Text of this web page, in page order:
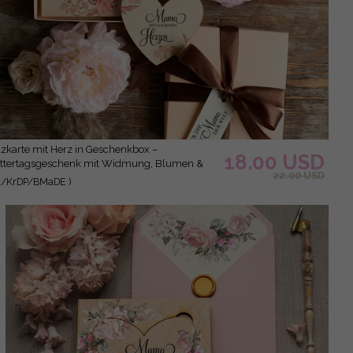
zum Muttertag
mit Widmung, Blumen &
KrDP/BMaDE )
18.00 USD
22.00 USD